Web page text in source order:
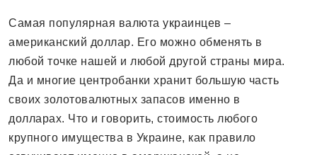
Самая популярная валюта украинцев –
американский доллар. Его можно обменять в
любой точке нашей и любой другой страны мира.
Да и многие центробанки хранит большую часть
своих золотовалютных запасов именно в
долларах. Что и говорить, стоимость любого
крупного имущества в Украине, как правило